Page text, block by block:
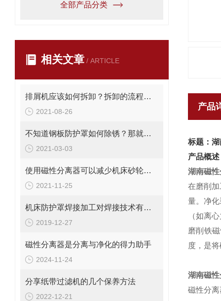
全部产品分类
相关文章 / ARTICLE
排屑机应该如何拆卸？拆卸的流程你知道吗？
2021-08-26
不知道钢板防护罩如何除锈？那就看看这个吧
2021-03-03
使用磁性分离器可以减少机床砂轮修正的次数
2021-11-25
机床防护罩焊接加工对焊接技术有哪些要求
2019-12-27
磁性分离器是分离与净化的得力助手
2024-11-24
分享纸带过滤机的几个保养方法
2022-12-21
产品
标题：
产品概述
湖南磁
在磨削
量。净
（如离
磨削铁
度，是
湖南磁
磁性分